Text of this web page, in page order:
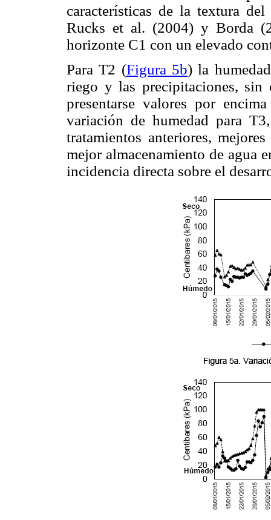
características de la textura
Rucks et al. (2004) y Borda
horizonte C1 con un elevado
Para T2 (Figura 5b) la
riego y las precipitaciones, sin
presentarse valores por
variación de humedad para
tratamientos anteriores,
mejor almacenamiento de agua
incidencia directa sobre el